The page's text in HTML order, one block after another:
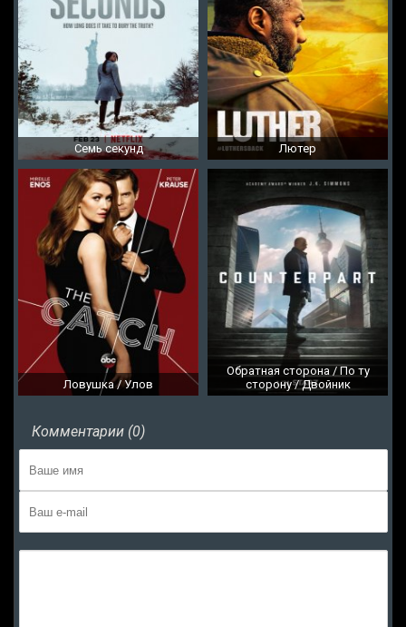
Семь секунд Лютер
Ловушка / Улов
Обратная сторона / По ту
сторону / Двойник
Комментарии (0)